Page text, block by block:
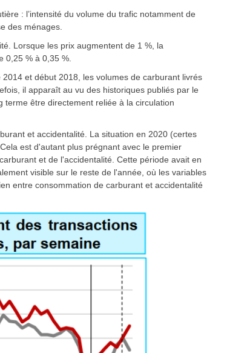
: l’intensité du volume du trafic notamment de
des ménages.
Lorsque les prix augmentent de 1 %, la
0,25 % à 0,35 %.
et début 2018, les volumes de carburant livrés
il apparaît au vu des historiques publiés par le
être directement reliée à la circulation
et accidentalité. La situation en 2020 (certes
est d'autant plus prégnant avec le premier
et de l'accidentalité. Cette période avait en
visible sur le reste de l'année, où les variables
entre consommation de carburant et accidentalité